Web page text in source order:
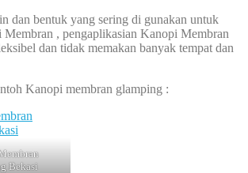
dan bentuk yang sering di gunakan untuk
Membran , pengaplikasian Kanopi Membran
dan tidak memakan banyak tempat dan
Kanopi membran glamping :
Bekasi